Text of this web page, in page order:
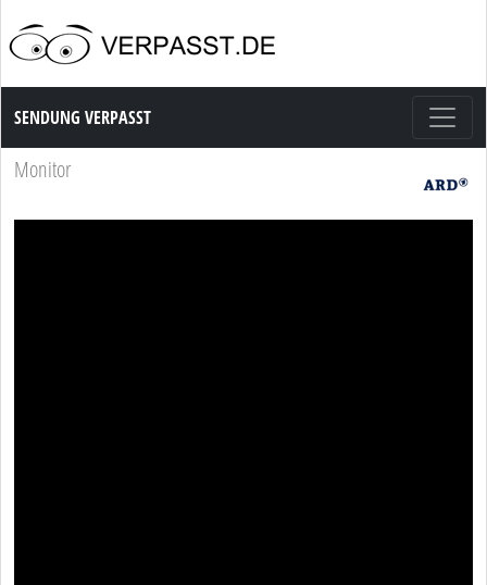
Sendung Verpasst
SENDUNG VERPASST
Monitor